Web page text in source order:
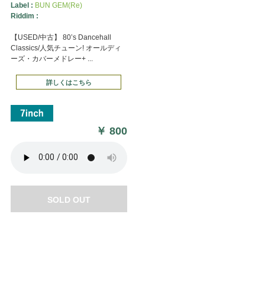
Label : BUN GEM(Re)
Riddim :
【USED/中古】 80’s Dancehall
Classics/人気チューン! オールディ
ーズ・カバーメドレー+ ...
詳しくはこちら
￥800
SOLD OUT